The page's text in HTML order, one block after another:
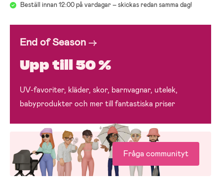
Beställ innan 12:00 på vardagar – skickas redan samma dag!
End of Season→
Upp till 50 %
UV-favoriter, kläder, skor, barnvagnar, utelek,
babyprodukter och mer till fantastiska priser
Fråga communityt